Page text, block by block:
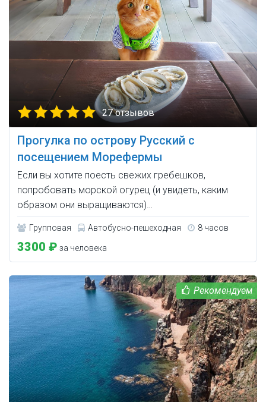
27 отзывов
Прогулка по острову Русский с
посещением Морефермы
Если вы хотите поесть свежих гребешков,
попробовать морской огурец (и увидеть, каким
образом они выращиваются)…
Групповая Автобусно-пешеходная 8 часов
3300 ₽ за человека